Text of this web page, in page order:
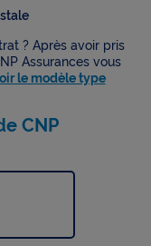
? Après avoir pris
Assurances vous
le modèle type
CNP